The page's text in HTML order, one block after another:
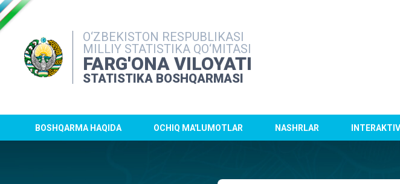
O‘ZBEKISTON RESPUBLIKASI
MILLIY STATISTIKA QO‘MITASI
FARG'ONA VILOYATI
STATISTIKA BOSHQARMASI
BOSHQARMA HAQIDA OCHIQ MA'LUMOTLAR NASHRLAR